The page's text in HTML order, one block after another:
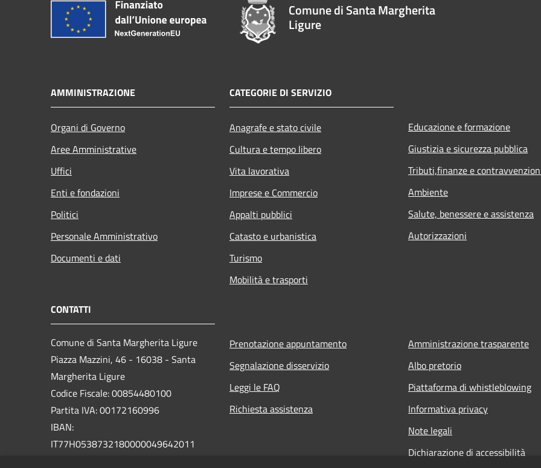
Comune di Santa Margherita
Ligure
AMMINISTRAZIONE
Organi di Governo
Aree Amministrative
Uffici
Enti e fondazioni
Politici
Personale Amministrativo
Documenti e dati
CATEGORIE DI SERVIZIO
Anagrafe e stato civile
Cultura e tempo libero
Vita lavorativa
Imprese e Commercio
Appalti pubblici
Catasto e urbanistica
Turismo
Mobilità e trasporti
Educazione e formazione
Giustizia e sicurezza pubblica
Tributi,finanze e
Ambiente
Salute, benessere e assistenza
Autorizzazioni
CONTATTI
Comune di Santa Margherita Ligure
Piazza Mazzini, 46 - 16038 - Santa
Margherita Ligure
Codice Fiscale: 00854480100
Partita IVA: 00172160996
IBAN:
IT77H0538732180000049642011
Prenotazione appuntamento
Segnalazione disservizio
Leggi le FAQ
Richiesta assistenza
Amministrazione trasparente
Albo pretorio
Piattaforma di whistleblowing
Informativa privacy
Note legali
Dichiarazione di accessibilità